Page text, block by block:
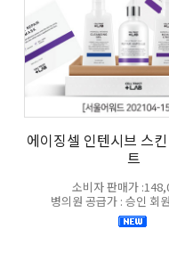
에이징셀 인텐시브 스
트
소비자 판매가
병의원 공급가 : 승인 회